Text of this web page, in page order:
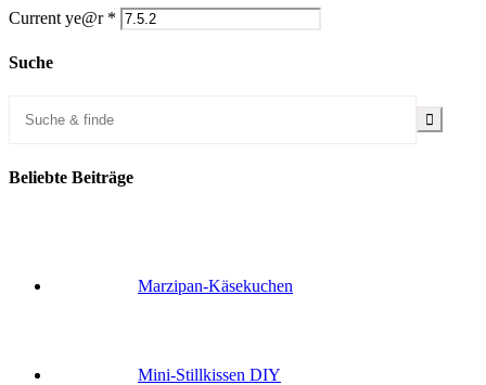
Current ye@r *
Suche
Beliebte Beiträge
Marzipan-Käsekuchen
Mini-Stillkissen DIY